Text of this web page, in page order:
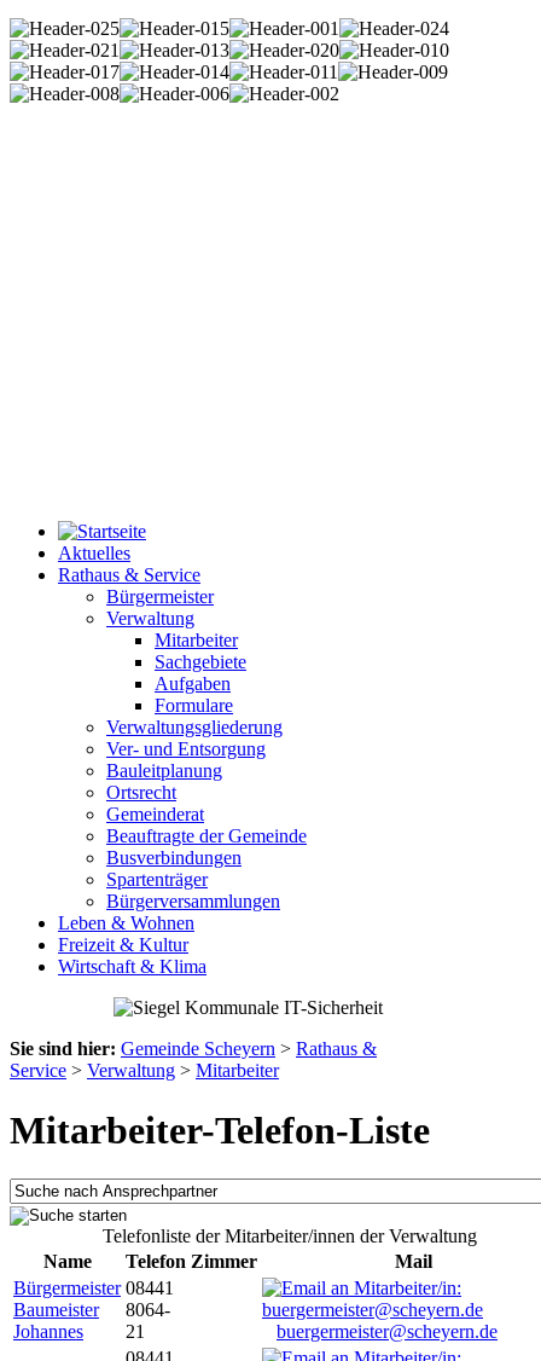
Aktuelles
Rathaus & Service
Bürgermeister
Verwaltung
Mitarbeiter
Sachgebiete
Aufgaben
Formulare
Verwaltungsgliederung
Ver- und Entsorgung
Bauleitplanung
Ortsrecht
Gemeinderat
Beauftragte der Gemeinde
Busverbindungen
Spartenträger
Bürgerversammlungen
Leben & Wohnen
Freizeit & Kultur
Wirtschaft & Klima
Sie sind hier: Gemeinde Scheyern > Rathaus &
Service > Verwaltung > Mitarbeiter
Mitarbeiter-Telefon-Liste
Telefonliste der Mitarbeiter/innen der Verwaltung
Name
Telefon Zimmer
Mail
Bürgermeister
Baumeister
Johannes
08441
8064-
21
buergermeister@scheyern.de